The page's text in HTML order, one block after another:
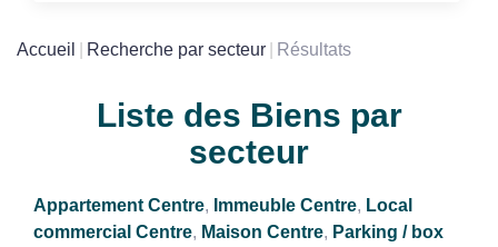
Accueil Recherche par secteur Résultats
Liste des Biens par
secteur
Appartement Centre, Immeuble Centre, Local
commercial Centre, Maison Centre, Parking / box